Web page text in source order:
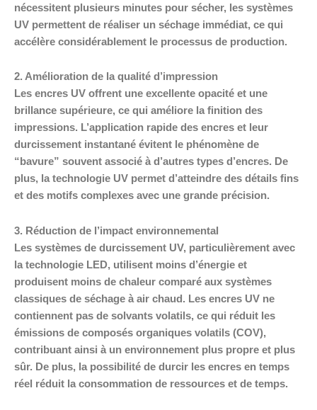
nécessitent plusieurs minutes pour sécher, les systèmes
UV permettent de réaliser un séchage immédiat, ce qui
accélère considérablement le processus de production.
2. Amélioration de la qualité d’impression
Les encres UV offrent une excellente opacité et une
brillance supérieure, ce qui améliore la finition des
impressions. L’application rapide des encres et leur
durcissement instantané évitent le phénomène de
“bavure” souvent associé à d’autres types d’encres. De
plus, la technologie UV permet d’atteindre des détails fins
et des motifs complexes avec une grande précision.
3. Réduction de l’impact environnemental
Les systèmes de durcissement UV, particulièrement avec
la technologie LED, utilisent moins d’énergie et
produisent moins de chaleur comparé aux systèmes
classiques de séchage à air chaud. Les encres UV ne
contiennent pas de solvants volatils, ce qui réduit les
émissions de composés organiques volatils (COV),
contribuant ainsi à un environnement plus propre et plus
sûr. De plus, la possibilité de durcir les encres en temps
réel réduit la consommation de ressources et de temps.